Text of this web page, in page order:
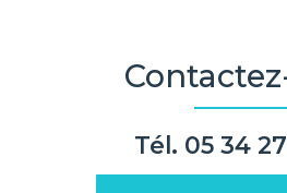
Tél. 05 34